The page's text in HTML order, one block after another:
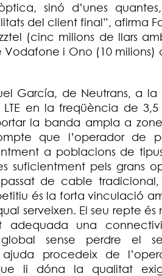
sinó d’unes
del client final”, afirma
(cinc milions de llars
Vodafone i Ono (10 milions)
García, de Neutrans, a
LTE en la freqüència de
la banda ampla a
que l’operador de
a poblacions de
suficientment pels grans
de cable
és la forta vinculació
serveixen. El seu repte és
adequada una
sense perdre el
ajuda procedeix de
li dóna la qualitat